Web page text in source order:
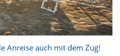
Anreise auch mit dem Zug!